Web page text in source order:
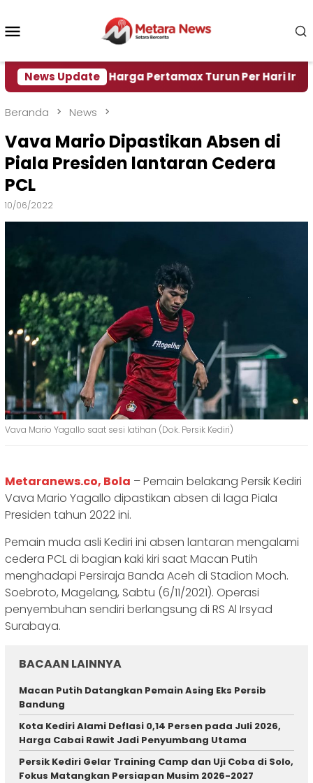
konten
News Update
Harga Pertamax Turun Per Hari Ini, Segini
Beranda News
Vava Mario Dipastikan Absen di
Piala Presiden lantaran Cedera
PCL
10/06/2022
Vava Mario Yagallo saat sesi latihan (Dok. Persik Kediri)
Metaranews.co, Bola – Pemain belakang Persik Kediri
Vava Mario Yagallo dipastikan absen di laga Piala
Presiden tahun 2022 ini.
Pemain muda asli Kediri ini absen lantaran mengalami
cedera PCL di bagian kaki kiri saat Macan Putih
menghadapi Persiraja Banda Aceh di Stadion Moch.
Soebroto, Magelang, Sabtu (6/11/2021). Operasi
penyembuhan sendiri berlangsung di RS Al Irsyad
Surabaya.
BACAAN LAINNYA
Macan Putih Datangkan Pemain Asing Eks Persib
Bandung
Kota Kediri Alami Deflasi 0,14 Persen pada Juli 2026,
Harga Cabai Rawit Jadi Penyumbang Utama
Persik Kediri Gelar Training Camp dan Uji Coba di Solo,
Fokus Matangkan Persiapan Musim 2026-2027